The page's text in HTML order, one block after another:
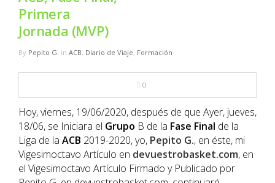
FORMACIÓN
MULTIMEDIA
RIO 2016
Primera
Jornada (MVP)
By Pepito G. in ACB, Diario de Viaje, Formación
0
Hoy, viernes, 19/06/2020, después de que Ayer, jueves,
18/06, se Iniciara el Grupo B de la Fase Final de la
Liga de la ACB 2019-2020, yo, Pepito G., en éste, mi
Vigesimoctavo Artículo en devuestrobasket.com, en
el Vigesimoctavo Artículo Firmado y Publicado por